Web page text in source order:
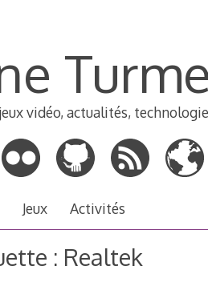
vidéo, actualités,
Jeux Activités
: Realtek